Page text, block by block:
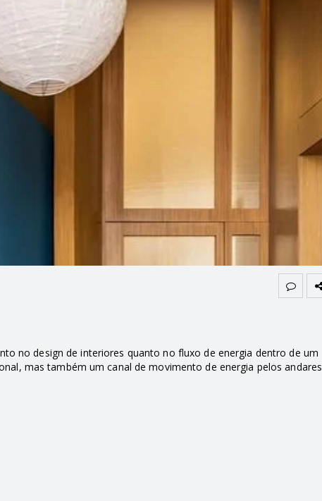
no design de interiores quanto no fluxo de energia dentro de um
mas também um canal de movimento de energia pelos andares